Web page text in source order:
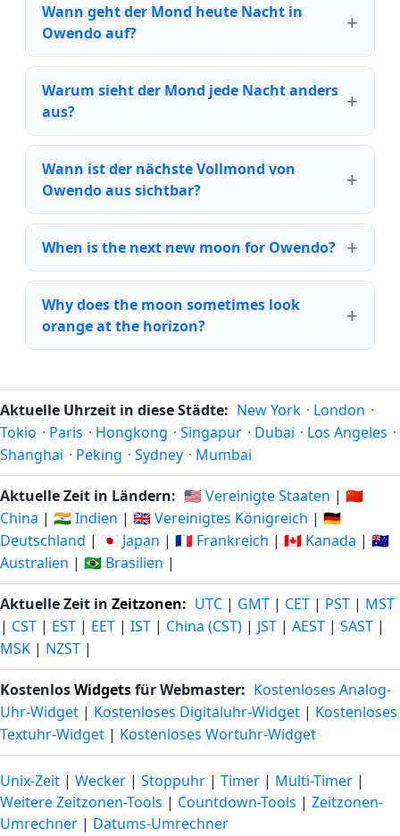
Wann geht der Mond heute Nacht in
Owendo auf?
Warum sieht der Mond jede Nacht anders
aus?
Wann ist der nächste Vollmond von
Owendo aus sichtbar?
When is the next new moon for Owendo?
Why does the moon sometimes look
orange at the horizon?
Aktuelle Uhrzeit in diese Städte: New York · London ·
Tokio · Paris · Hongkong · Singapur · Dubai · Los Angeles ·
Shanghai · Peking · Sydney · Mumbai
Aktuelle Zeit in Ländern: 🇺🇸 Vereinigte Staaten | 🇨🇳
China | 🇮🇳 Indien | 🇬🇧 Vereinigtes Königreich | 🇩🇪
Deutschland | 🇯🇵 Japan | 🇫🇷 Frankreich | 🇨🇦 Kanada | 🇦🇺
Australien | 🇧🇷 Brasilien |
Aktuelle Zeit in Zeitzonen: UTC | GMT | CET | PST | MST
| CST | EST | EET | IST | China (CST) | JST | AEST | SAST |
MSK | NZST |
KostenlosWidgetsfür Webmaster: Kostenloses Analog-
Uhr-Widget | Kostenloses Digitaluhr-Widget | Kostenloses
Textuhr-Widget | Kostenloses Wortuhr-Widget
Unix-Zeit | Wecker | Stoppuhr | Timer | Multi-Timer |
Weitere Zeitzonen-Tools | Countdown-Tools | Zeitzonen-
Umrechner | Datums-Umrechner